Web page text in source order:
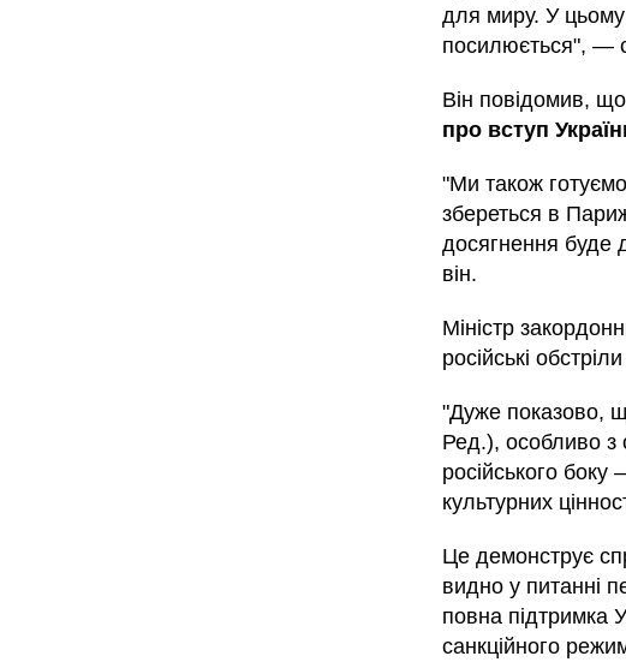
для миру. У цьому
посилюється", —
Він повідомив,
про вступ
"Ми також готуємо
збереться в
досягнення буде
він.
Міністр
російські
"Дуже показово,
Ред.), особливо з
російського боку
культурних
Це демонструє
видно у питанні
повна підтримка
санкційного